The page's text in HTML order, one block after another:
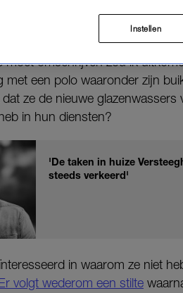
en vraag of ik ze kan
moet omschrijven zou ik
met een polo waaronder zijn
ze de nieuwe
in hun diensten?
'De taken in huize
steeds verkeerd'
in waarom ze niet
volgt wederom een stilte
Instellen